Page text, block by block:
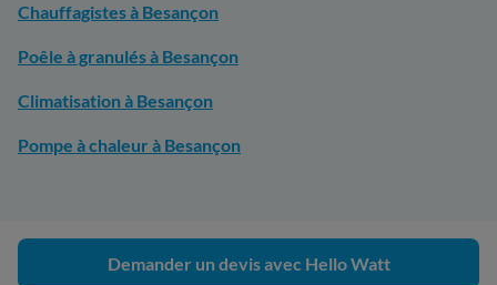
Chauffagistes à Besançon
Poêle à granulés à Besançon
Climatisation à Besançon
Pompe à chaleur à Besançon
Demander un devis avec Hello Watt